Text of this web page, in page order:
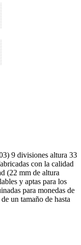
9 divisiones altura 33
con la calidad
(22 mm de altura
y aptas para los
para monedas de
un tamaño de hasta